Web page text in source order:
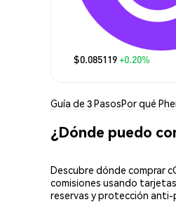
$0.085119+0.20%
Guía de 3 PasosPor qué
¿Dónde puedo
Descubre dónde comprar
comisiones usando
reservas y protección anti-